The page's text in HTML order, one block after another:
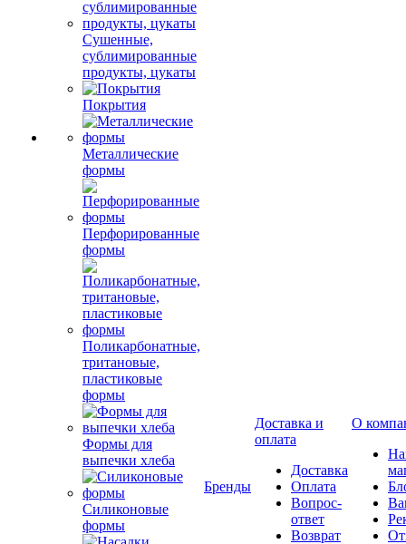
Сушенные,
сублимированные
продукты, цукаты
Покрытия
Металлические
формы
Перфорированные
формы
Поликарбонатные,
тритановые,
пластиковые
формы
Формы для
выпечки хлеба
Силиконовые
формы
Бренды
Доставка и
оплата
Доставка
Оплата
Вопрос-
ответ
Возврат
О